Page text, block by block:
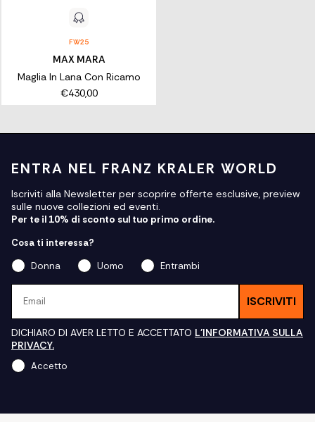
FW25
MAX MARA
Maglia In Lana Con Ricamo
€430,00
ENTRA NEL FRANZ KRALER WORLD
Iscriviti alla Newsletter per scoprire offerte esclusive, preview
sulle nuove collezioni ed eventi.
Per te il 10% di sconto sul tuo primo ordine.
Cosa ti interessa?
Donna
Uomo
Entrambi
ISCRIVITI
DICHIARO DI AVER LETTO E ACCETTATO L'INFORMATIVA SULLA
PRIVACY.
Accetto